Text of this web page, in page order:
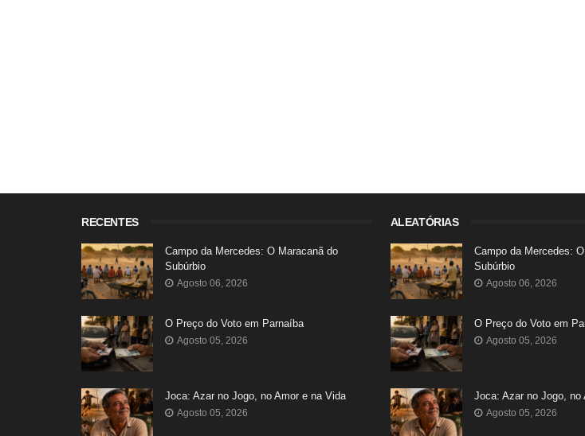
RECENTES
Campo da Mercedes: O Maracanã do
Subúrbio
Agosto 06, 2026
O Preço do Voto em Parnaíba
Agosto 05, 2026
Joca: Azar no Jogo, no Amor e na Vida
Agosto 05, 2026
ALEATÓRIAS
Campo da Mercedes:
Subúrbio
Agosto 06, 2026
O Preço do Voto em
Agosto 05, 2026
Joca: Azar no Jogo, no
Agosto 05, 2026